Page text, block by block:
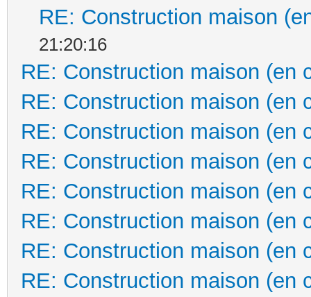
RE: Construction maison
21:20:16
RE: Construction maison (en
RE: Construction maison (en
RE: Construction maison (en
RE: Construction maison (en
RE: Construction maison (en
RE: Construction maison (en
RE: Construction maison (en
RE: Construction maison (en